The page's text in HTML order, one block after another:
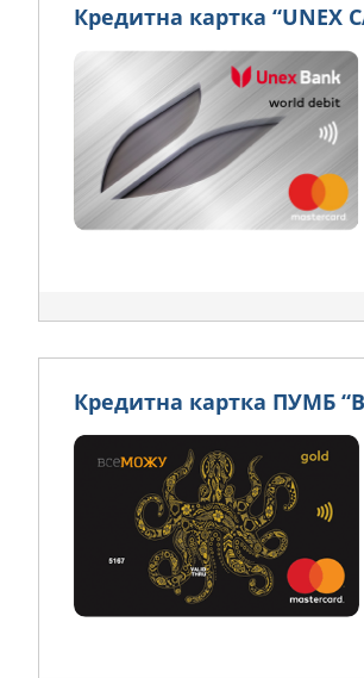
Кредитна картка “UNEX
Кредитна картка ПУМБ